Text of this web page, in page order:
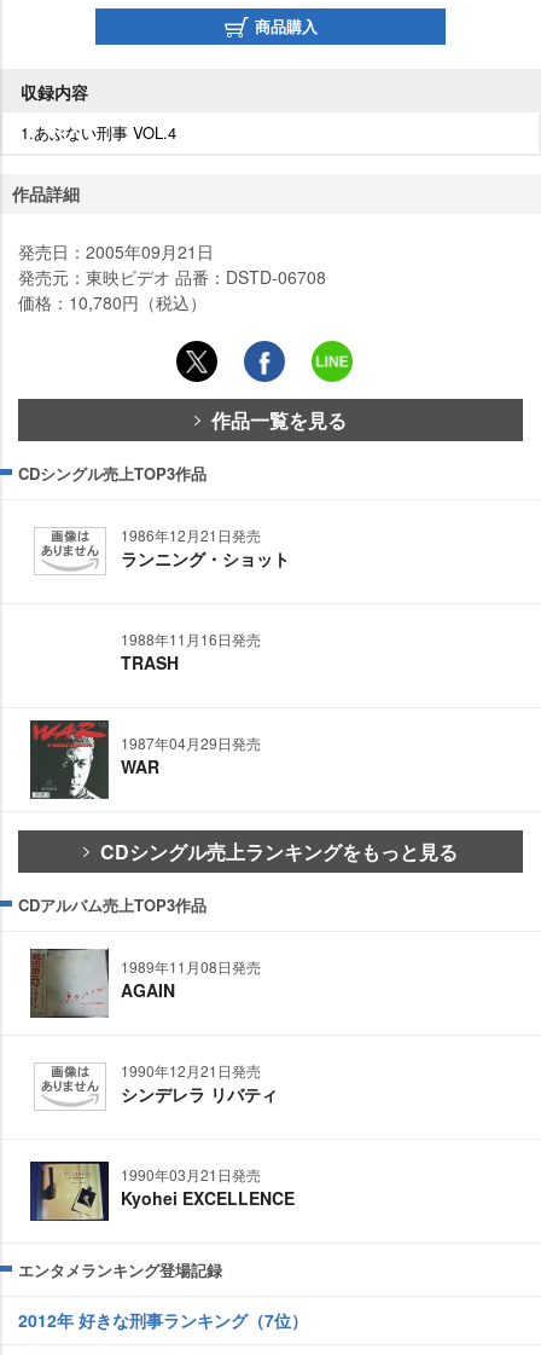
商品購入
収録内容
1.あぶない刑事 VOL.4
作品詳細
発売日：2005年09月21日
発売元：東映ビデオ 品番：DSTD-06708
価格：10,780円（税込）
作品一覧を見る
CDシングル売上TOP3作品
1986年12月21日発売
ランニング・ショット
1988年11月16日発売
TRASH
1987年04月29日発売
WAR
CDシングル売上ランキングをもっと見る
CDアルバム売上TOP3作品
1989年11月08日発売
AGAIN
1990年12月21日発売
シンデレラ リバティ
1990年03月21日発売
Kyohei EXCELLENCE
エンタメランキング登場記録
2012年 好きな刑事ランキング（7位）